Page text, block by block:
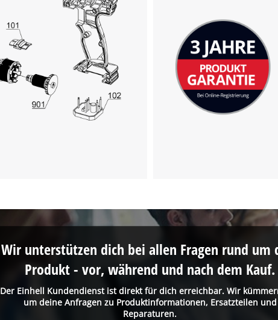
Wir benötigen deine Zustimmung, um
Google Maps laden zu können!
This content is not permitted to load due
Der Einhell Kundendienst ist direkt für dich erreichbar. Wir
um deine Anfragen zu Produktinformationen, Ersatzteilen und
Reparaturen.
Wir unterstützen dich bei allen Fragen rund um
Produkt - vor, während und nach dem Kauf.